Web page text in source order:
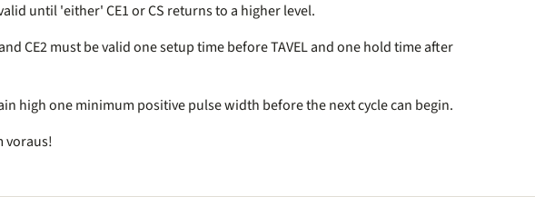
until 'either' CE1 or CS returns to a higher level.
CE2 must be valid one setup time before TAVEL and one hold time after
high one minimum positive pulse width before the next cycle can begin.
voraus!